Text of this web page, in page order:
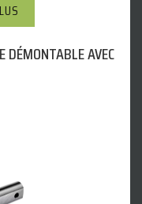
DÉMONTABLE AVEC